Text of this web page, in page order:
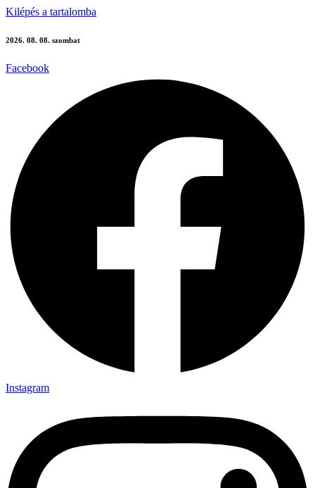
Kilépés a tartalomba
2026. 08. 08. szombat
Facebook
Instagram